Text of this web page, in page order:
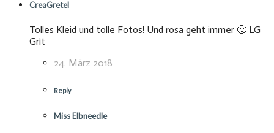
CreaGretel
Tolles Kleid und tolle Fotos! Und rosa geht immer 🙂 LG
Grit
24. März 2018
Reply
Miss Elbneedle